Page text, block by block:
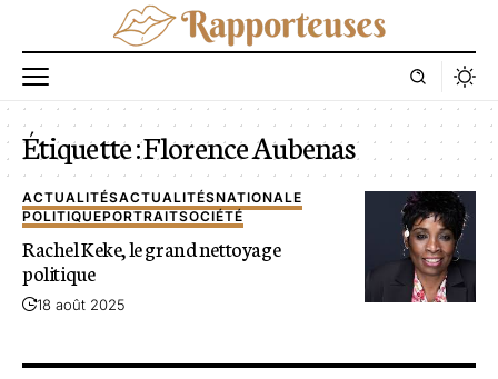
Étiquette :Florence Aubenas
ACTUALITÉSACTUALITÉSNATIONALE
POLITIQUEPORTRAITSOCIÉTÉ
Rachel Keke, le grand nettoyage
politique
18 août 2025